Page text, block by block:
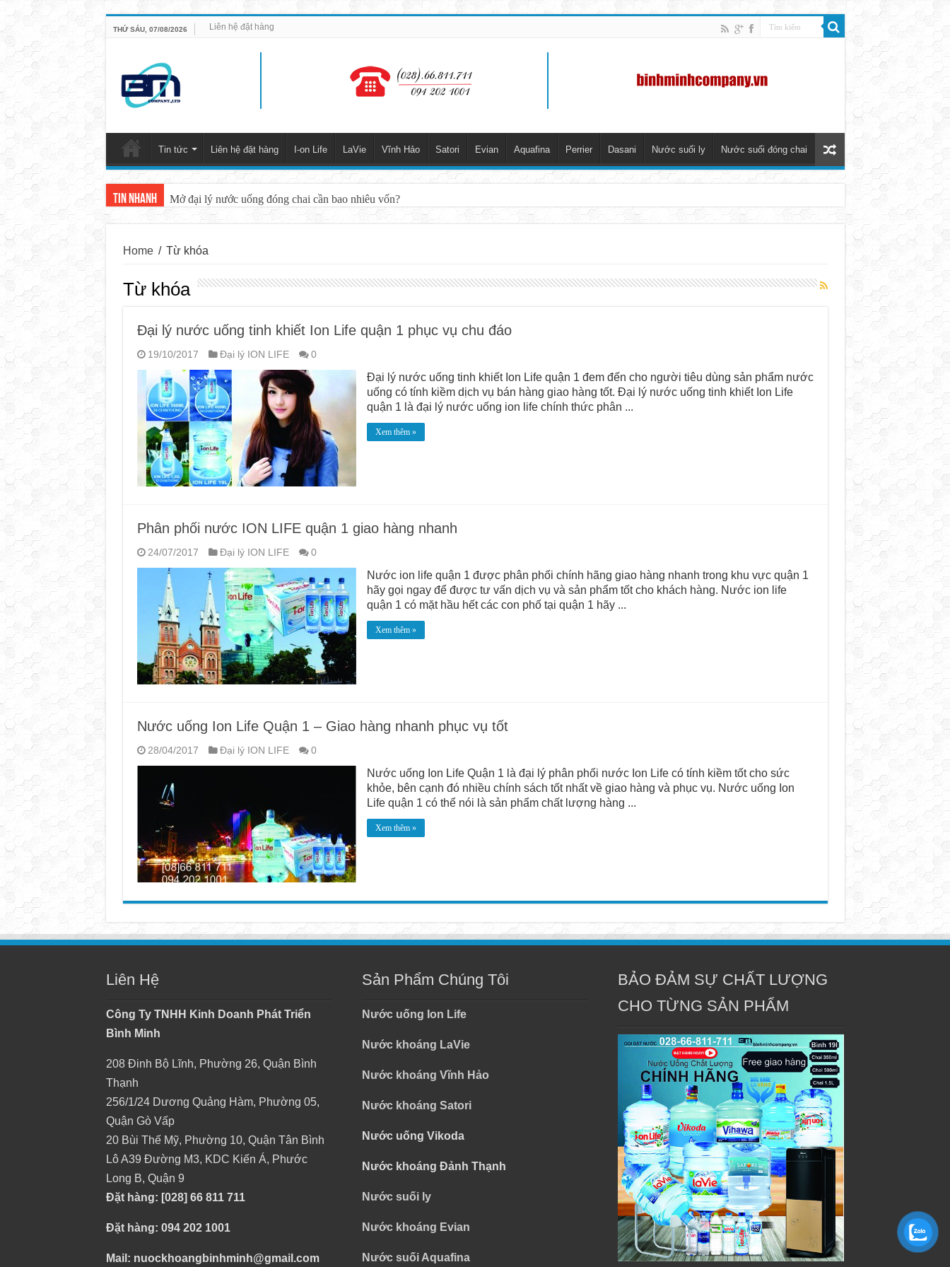
THỨ SÁU, 07/08/2026 Liên hệ đặt hàng
Tin tức Liên hệ đặt hàng I-on Life LaVie Vĩnh Hảo Satori Evian Aquafina Perrier Dasani Nước suối ly Nước suối đóng chai
Tin nhanh Mở đại lý nước uống đóng chai cần bao nhiêu vốn?
Home / Từ khóa
Từ khóa
Đại lý nước uống tinh khiết Ion Life quận 1 phục vụ chu đáo
19/10/2017 Đại lý ION LIFE 0
Đại lý nước uống tinh khiết Ion Life quận 1 đem đến cho người tiêu dùng sản phẩm nước
uống có tính kiềm dịch vụ bán hàng giao hàng tốt. Đại lý nước uống tinh khiết Ion Life
quận 1 là đại lý nước uống ion life chính thức phân ...
Xem thêm »
Phân phối nước ION LIFE quận 1 giao hàng nhanh
24/07/2017 Đại lý ION LIFE 0
Nước ion life quận 1 được phân phối chính hãng giao hàng nhanh trong khu vực quận 1
hãy gọi ngay để được tư vấn dịch vụ và sản phẩm tốt cho khách hàng. Nước ion life
quận 1 có mặt hầu hết các con phố tại quận 1 hãy ...
Xem thêm »
Nước uống Ion Life Quận 1 – Giao hàng nhanh phục vụ tốt
28/04/2017 Đại lý ION LIFE 0
Nước uống Ion Life Quận 1 là đại lý phân phối nước Ion Life có tính kiềm tốt cho sức
khỏe, bên cạnh đó nhiều chính sách tốt nhất về giao hàng và phục vụ. Nước uống Ion
Life quận 1 có thể nói là sản phẩm chất lượng hàng ...
Xem thêm »
Liên Hệ
Công Ty TNHH Kinh Doanh Phát Triển
Bình Minh
208 Đinh Bộ Lĩnh, Phường 26, Quận Bình
Thạnh
256/1/24 Dương Quảng Hàm, Phường 05,
Quận Gò Vấp
20 Bùi Thế Mỹ, Phường 10, Quận Tân Bình
Lô A39 Đường M3, KDC Kiến Á, Phước
Long B, Quận 9
Đặt hàng: [028] 66 811 711
Đặt hàng: 094 202 1001
Mail: nuockhoangbinhminh@gmail.com
Sản Phẩm Chúng Tôi
Nước uống Ion Life
Nước khoáng LaVie
Nước khoáng Vĩnh Hảo
Nước khoáng Satori
Nước uống Vikoda
Nước khoáng Đảnh Thạnh
Nước suối ly
Nước khoáng Evian
Nước suối Aquafina
BẢO ĐẢM SỰ CHẤT LƯỢNG
CHO TỪNG SẢN PHẨM